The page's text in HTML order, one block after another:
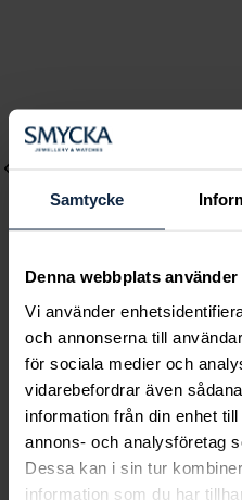
Samtycke
Denna webbplats
Vi använder
och annonserna till
för sociala medier och
vidarebefordrar även
information från din enhet
annons- och analysföretag
Dessa kan i sin tur
information som du har
Caroline Svedbom
Mini Drop Bracelet /
Pris
895 kr
895 kr